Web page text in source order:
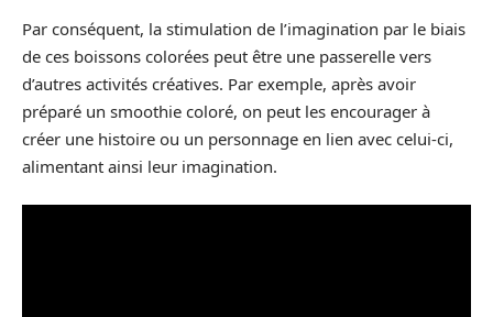
Par conséquent, la stimulation de l’imagination par le biais
de ces boissons colorées peut être une passerelle vers
d’autres activités créatives. Par exemple, après avoir
préparé un smoothie coloré, on peut les encourager à
créer une histoire ou un personnage en lien avec celui-ci,
alimentant ainsi leur imagination.